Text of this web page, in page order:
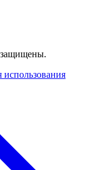
использования